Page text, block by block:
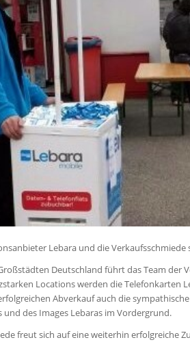
Lebara und die
Deutschland führt das Team der
Locations werden die Telefonkarten
Abverkauf auch die
und des Images Lebaras im Vordergrund.
freut sich auf eine weiterhin erfolgreiche